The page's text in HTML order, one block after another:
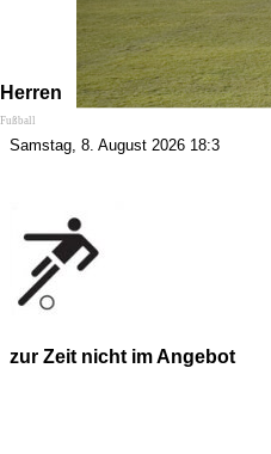
Herren
Fußball
Samstag, 8. August 2026 18:3
zur Zeit nicht im Angebot